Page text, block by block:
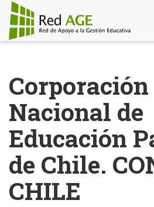
contenido
principal
Corporación
Nacional de
Educación
de Chile.
CHILE